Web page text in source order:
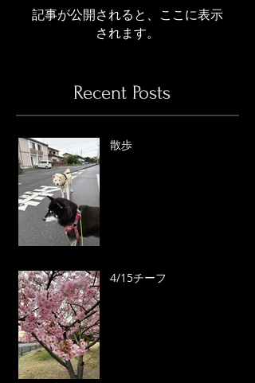
記事が公開されると、ここに表示
されます。
Recent Posts
散歩
4/15チーフ